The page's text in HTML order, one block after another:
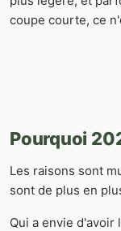
coupe courte, ce
Pourquoi
Les raisons sont
sont de plus en
Qui a envie d'avoir